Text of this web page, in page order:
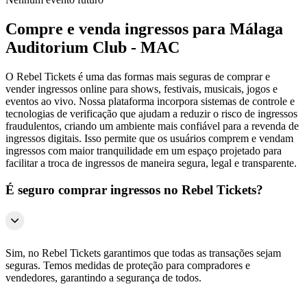
Compre e venda ingressos para Málaga
Auditorium Club - MAC
O Rebel Tickets é uma das formas mais seguras de comprar e
vender ingressos online para shows, festivais, musicais, jogos e
eventos ao vivo. Nossa plataforma incorpora sistemas de controle e
tecnologias de verificação que ajudam a reduzir o risco de ingressos
fraudulentos, criando um ambiente mais confiável para a revenda de
ingressos digitais. Isso permite que os usuários comprem e vendam
ingressos com maior tranquilidade em um espaço projetado para
facilitar a troca de ingressos de maneira segura, legal e transparente.
É seguro comprar ingressos no Rebel Tickets?
Sim, no Rebel Tickets garantimos que todas as transações sejam
seguras. Temos medidas de proteção para compradores e
vendedores, garantindo a segurança de todos.